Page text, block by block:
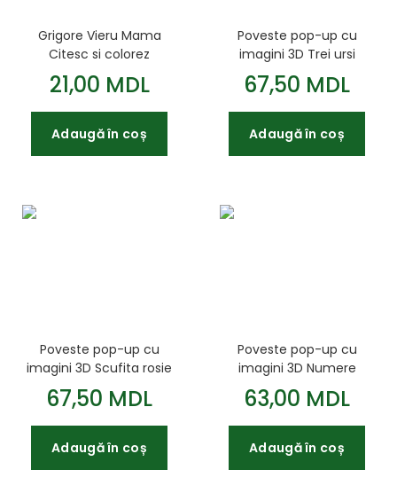
Grigore Vieru Mama
Citesc si colorez
21,00 MDL
Adaugă în coș
Poveste pop-up cu
imagini 3D Trei ursi
67,50 MDL
Adaugă în coș
Poveste pop-up cu
imagini 3D Scufita rosie
67,50 MDL
Adaugă în coș
Poveste pop-up cu
imagini 3D Numere
63,00 MDL
Adaugă în coș